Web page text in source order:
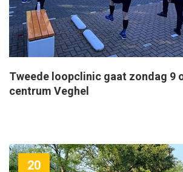
Tweede loopclinic gaat zondag 9
centrum Veghel
20